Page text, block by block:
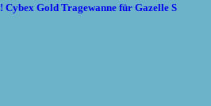
Cybex Gold Tragewanne für Gazelle S